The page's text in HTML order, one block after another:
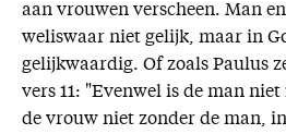
aan vrouwen verscheen. Man
weliswaar niet gelijk, maar in
gelijkwaardig. Of zoals Paulus
vers 11: "Evenwel is de man
de vrouw niet zonder de man,